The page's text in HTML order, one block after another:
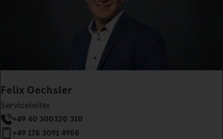
Felix Oechsler
Serviceleiter
+49 40 300320 310
+49 176 3091 4956